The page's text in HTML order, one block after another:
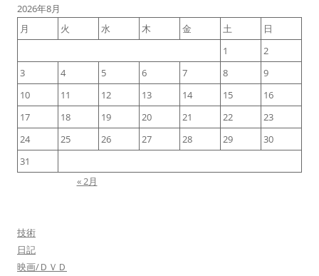
ゲ
ー
ョ
ン
2026年8月
月
火 水 木 金 土
日
1
2
3
4 5 6 7 8
9
10
11 12 13 14 15
16
17
18 19 20 21 22
23
24
25 26 27 28 29
30
31
« 2月
技術
日記
映画/ＤＶＤ